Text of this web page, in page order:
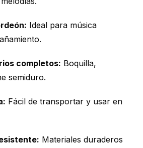
Ideal para música
completos: Boquilla,
semiduro.
Fácil de transportar y usar en
Materiales duraderos